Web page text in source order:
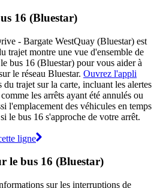
16 (Bluestar)
- Bargate WestQuay (Bluestar) est
trajet montre une vue d'ensemble de
bus 16 (Bluestar) pour vous aider à
le réseau Bluestar. Ouvrez l'appli
trajet sur la carte, incluant les alertes
les arrêts ayant été annulés ou
l'emplacement des véhicules en temps
le bus 16 s'approche de votre arrêt.
ligne
le bus 16 (Bluestar)
sur les interruptions de